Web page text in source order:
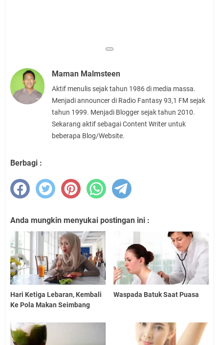
Maman Malmsteen
Aktif menulis sejak tahun 1986 di media massa.
Menjadi announcer di Radio Fantasy 93,1 FM sejak
tahun 1999. Menjadi Blogger sejak tahun 2010.
Sekarang aktif sebagai Content Writer untuk
beberapa Blog/Website.
Berbagi :
Anda mungkin menyukai postingan ini :
Hari Ketiga Lebaran, Kembali
Ke Pola Makan Seimbang
Waspada Batuk Saat Puasa